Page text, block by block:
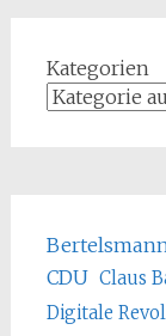
Kategorien
CDU Claus
Digitale